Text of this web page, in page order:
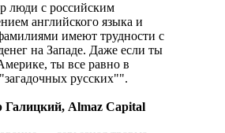
люди с российским
английского языка и
имеют трудности с
на Западе. Даже если ты
ты все равно в
русских"".
Галицкий, Almaz Capital